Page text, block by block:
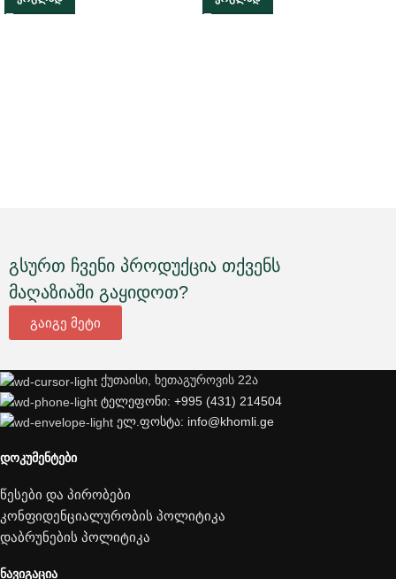
გსურთ ჩვენი პროდუქცია თქვენს
მაღაზიაში გაყიდოთ?
გაიგე მეტი
ქუთაისი, ხეთაგუროვის 22ა
ტელეფონი: +995 (431) 214504
ელ.ფოსტა: info@khomli.ge
ᲓᲝᲙᲣᲛᲔᲜᲢᲔᲑᲘ
წესები და პირობები
კონფიდენციალურობის პოლიტიკა
დაბრუნების პოლიტიკა
ᲜᲐᲕᲘᲒᲐᲪᲘᲐ